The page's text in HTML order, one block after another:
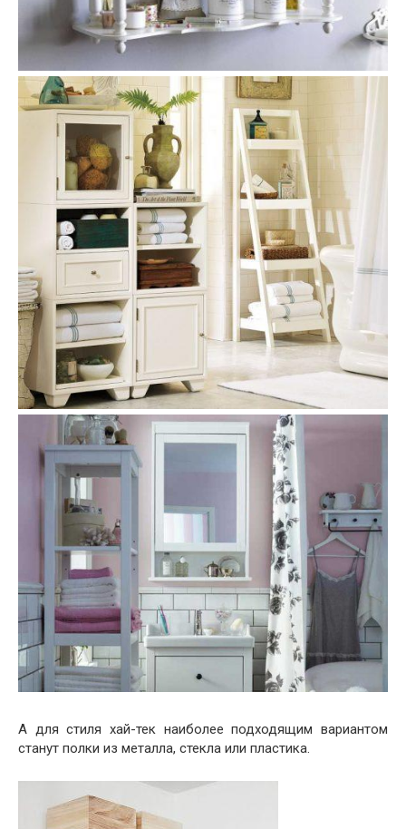
А для стиля хай-тек наиболее подходящим вариантом
станут полки из металла, стекла или пластика.